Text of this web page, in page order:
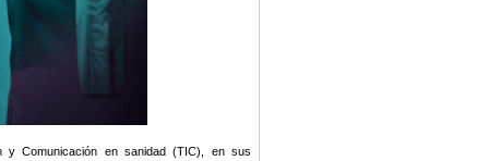
y Comunicación en sanidad (TIC), en sus